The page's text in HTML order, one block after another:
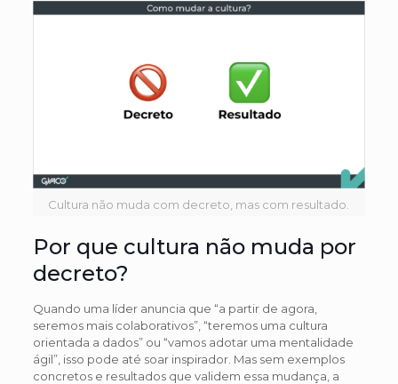
Cultura não muda com decreto, mas com resultado.
Por que cultura não muda por
decreto?
Quando uma líder anuncia que “a partir de agora,
seremos mais colaborativos”, “teremos uma cultura
orientada a dados” ou “vamos adotar uma mentalidade
ágil”, isso pode até soar inspirador. Mas sem exemplos
concretos e resultados que validem essa mudança, a